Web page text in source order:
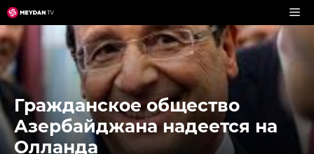
Перейти
к
содержимому
Гражданское общество
Азербайджана надеется на
Олланда